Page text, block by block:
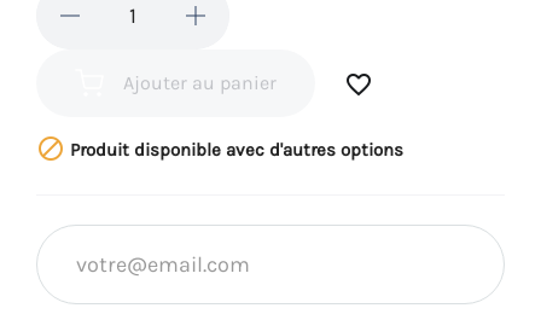
Ajouter au panier favorite_border
 Produit disponible avec d'autres options